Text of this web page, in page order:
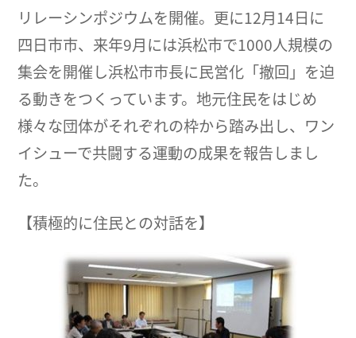
リレーシンポジウムを開催。更に12月14日に
四日市市、来年9月には浜松市で1000人規模の
集会を開催し浜松市市長に民営化「撤回」を迫
る動きをつくっています。地元住民をはじめ
様々な団体がそれぞれの枠から踏み出し、ワン
イシューで共闘する運動の成果を報告しまし
た。
【積極的に住民との対話を】